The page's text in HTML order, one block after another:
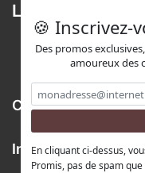
Lettre
Catégories
Informations
🍪 Inscrivez-
Des promos
amoureux des
En cliquant ci-dessus,
Promis, pas de spam